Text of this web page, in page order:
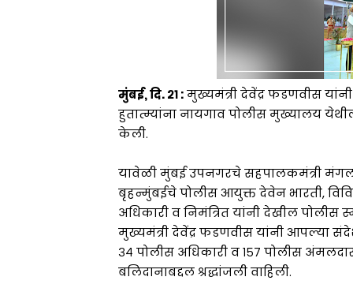
मुंबई, दि. २१ :मुख्यमंत्री देवेंद्र फडणवीस
हुतात्म्यांना नायगाव पोलीस मुख्यालय
केली.
यावेळी मुंबई उपनगरचे सहपालकमंत्री मंगल
बृहन्मुंबईचे पोलीस आयुक्त देवेन भारती,
अधिकारी व निमंत्रित यांनी देखील
मुख्यमंत्री देवेंद्र फडणवीस यांनी आपल्या
३४ पोलीस अधिकारी व १५७ पोलीस
बलिदानाबद्दल श्रद्धांजली वाहिली.